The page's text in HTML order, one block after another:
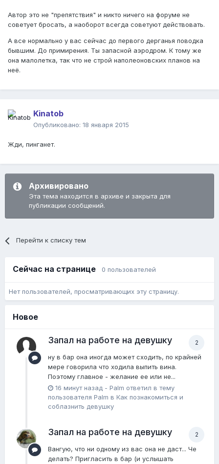
Автор это не "препятствия" и никто ничего на форуме не
советует бросать, а наоборот всегда советуют действовать.
А все нормально у вас сейчас до первого дерганья поводка
бывшим. До примирения. Ты запасной аэродром. К тому же
она малолетка, так что не строй наполеоновских планов на
неё.
Kinatob
Опубликовано: 18 января 2015
Жди, пинганет.
Архивировано
Эта тема находится в архиве и закрыта для
публикации сообщений.
Перейти к списку тем
Сейчас на странице 0 пользователей
Нет пользователей, просматривающих эту страницу.
Новое
2
Запал на работе на девушку
ну в бар она иногда может сходить, по крайней
мере говорила что ходила выпить вина.
Поэтому главное - желание ее или не...
16 минут назад - Palm ответил в тему
пользователя Palm в Как познакомиться и
соблазнить девушку
2
Запал на работе на девушку
Вангую, что ни одному из вас она не даст... Че
делать? Пригласить в бар (и услышать